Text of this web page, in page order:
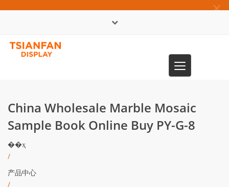
×
Toggle
navigation
China Wholesale Marble Mosaic
Sample Book Online Buy PY-G-8
��ҳ
/
产品中心
/